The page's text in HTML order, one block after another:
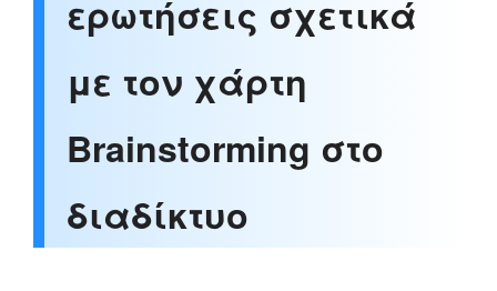
ερωτήσεις σχετικά
με τον χάρτη
Brainstorming στο
διαδίκτυο